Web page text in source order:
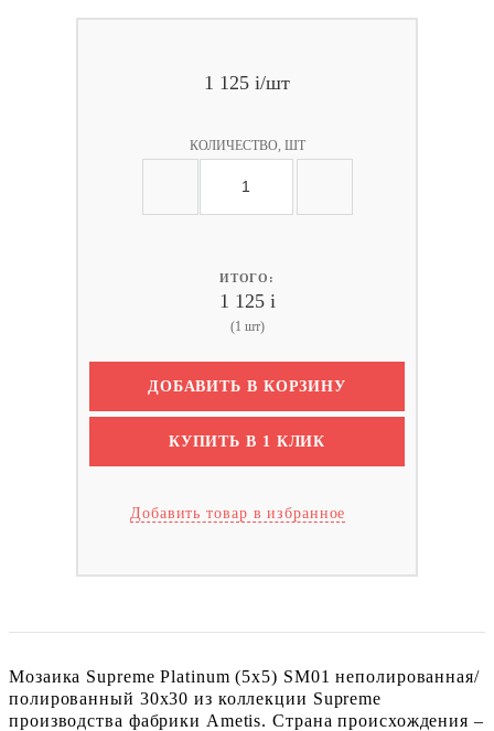
1 125 i/шт
КОЛИЧЕСТВО, ШТ
ИТОГО:
1 125 i
(1 шт)
ДОБАВИТЬ В КОРЗИНУ
КУПИТЬ В 1 КЛИК
Добавить товар в избранное
Мозаика Supreme Platinum (5x5) SM01 неполированная/
полированный 30x30 из коллекции Supreme
производства фабрики Ametis. Страна происхождения –